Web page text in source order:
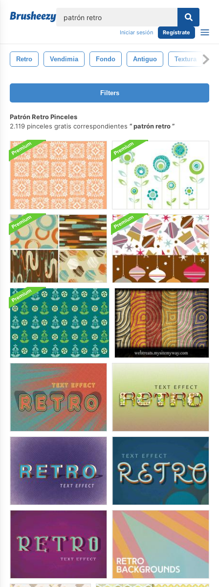
Iniciar sesión Regístrate
Retro Vendimia Fondo Antiguo Textura
Filters
Patrón Retro Pinceles
2.119 pinceles gratis correspondientes
patrón retro